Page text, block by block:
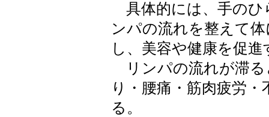
具体的には、手のひ
ンパの流れを整えて
し、美容や健康を促進
リンパの流れが滞る
り・腰痛・筋肉疲労
る。